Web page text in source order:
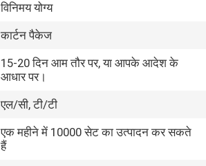
विनिमय योग्य
कार्टन पैकेज
15-20 दिन आम तौर पर, या आपके आदेश के
आधार पर।
एल/सी, टी/टी
एक महीने में 10000 सेट का उत्पादन कर सकते
हैं